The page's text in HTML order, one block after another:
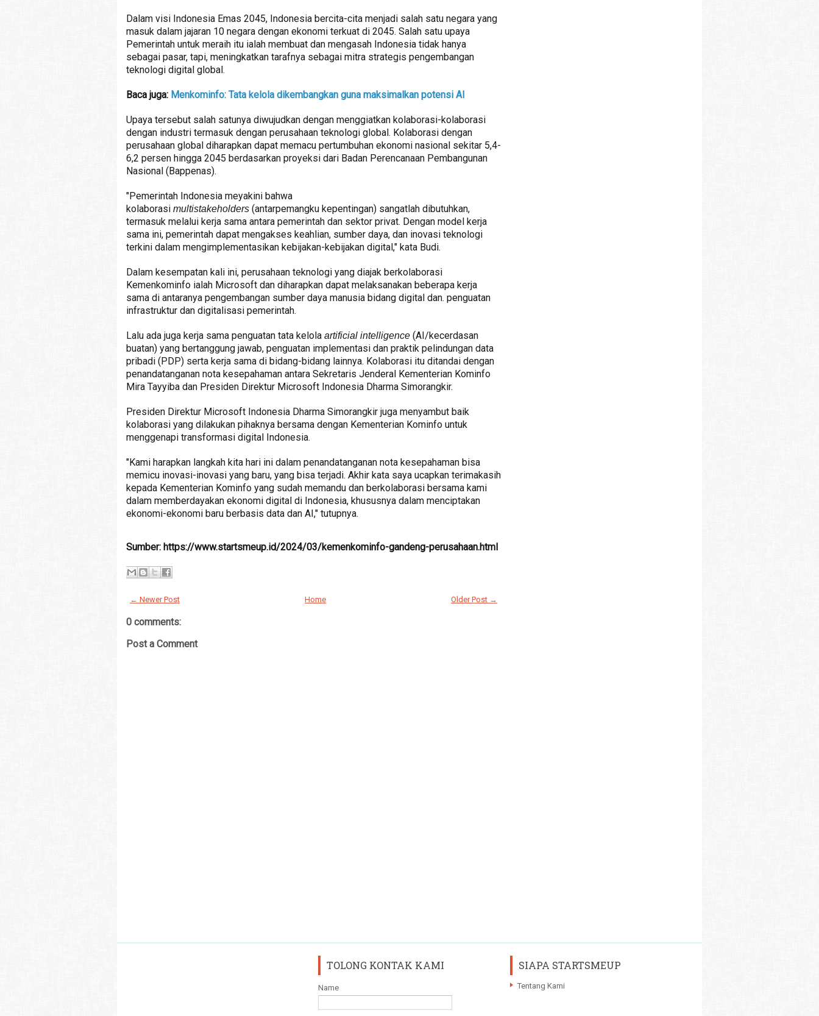
Dalam visi Indonesia Emas 2045, Indonesia bercita-cita menjadi salah satu negara yang
masuk dalam jajaran 10 negara dengan ekonomi terkuat di 2045. Salah satu upaya
Pemerintah untuk meraih itu ialah membuat dan mengasah Indonesia tidak hanya
sebagai pasar, tapi, meningkatkan tarafnya sebagai mitra strategis pengembangan
teknologi digital global.
Baca juga: Menkominfo: Tata kelola dikembangkan guna maksimalkan potensi AI
Upaya tersebut salah satunya diwujudkan dengan menggiatkan kolaborasi-kolaborasi
dengan industri termasuk dengan perusahaan teknologi global. Kolaborasi dengan
perusahaan global diharapkan dapat memacu pertumbuhan ekonomi nasional sekitar 5,4-
6,2 persen hingga 2045 berdasarkan proyeksi dari Badan Perencanaan Pembangunan
Nasional (Bappenas).
"Pemerintah Indonesia meyakini bahwa
kolaborasi multistakeholders (antarpemangku kepentingan) sangatlah dibutuhkan,
termasuk melalui kerja sama antara pemerintah dan sektor privat. Dengan model kerja
sama ini, pemerintah dapat mengakses keahlian, sumber daya, dan inovasi teknologi
terkini dalam mengimplementasikan kebijakan-kebijakan digital," kata Budi.
Dalam kesempatan kali ini, perusahaan teknologi yang diajak berkolaborasi
Kemenkominfo ialah Microsoft dan diharapkan dapat melaksanakan beberapa kerja
sama di antaranya pengembangan sumber daya manusia bidang digital dan. penguatan
infrastruktur dan digitalisasi pemerintah.
Lalu ada juga kerja sama penguatan tata kelola artificial intelligence (AI/kecerdasan
buatan) yang bertanggung jawab, penguatan implementasi dan praktik pelindungan data
pribadi (PDP) serta kerja sama di bidang-bidang lainnya. Kolaborasi itu ditandai dengan
penandatanganan nota kesepahaman antara Sekretaris Jenderal Kementerian Kominfo
Mira Tayyiba dan Presiden Direktur Microsoft Indonesia Dharma Simorangkir.
Presiden Direktur Microsoft Indonesia Dharma Simorangkir juga menyambut baik
kolaborasi yang dilakukan pihaknya bersama dengan Kementerian Kominfo untuk
menggenapi transformasi digital Indonesia.
"Kami harapkan langkah kita hari ini dalam penandatanganan nota kesepahaman bisa
memicu inovasi-inovasi yang baru, yang bisa terjadi. Akhir kata saya ucapkan terimakasih
kepada Kementerian Kominfo yang sudah memandu dan berkolaborasi bersama kami
dalam memberdayakan ekonomi digital di Indonesia, khususnya dalam menciptakan
ekonomi-ekonomi baru berbasis data dan AI," tutupnya.
Sumber: https://www.startsmeup.id/2024/03/kemenkominfo-gandeng-perusahaan.html
← Newer Post Older Post →
Home
0 comments:
Post a Comment
TOLONG KONTAK KAMI
Name
SIAPA STARTSMEUP
Tentang Kami